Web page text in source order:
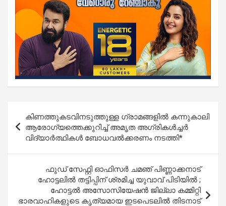
Post
navigation
കിണത്തുകടവിനടുത്തുള്ള ഗ്രാമങ്ങളിൽ കന്നുകാലി
ആരോഗ്യത്തെക്കുറിച്ച് അമൃത അഗ്രികൾച്ചർ
വിദ്യാർത്ഥികൾ ബോധവൽക്കരണം നടത്തി*
ഫുഡ് സേഫ്റ്റി ഓഫിസർ ചമഞ് പിണ്ണാക്കനാട്
ഹോട്ടലിൽ തട്ടിപ്പിന് ശ്രമിച്ച യുവാവ് പിടിയിൽ ;
ഹോട്ടൽ അസോസിയേഷൻ ജില്ലാ കമ്മിറ്റി
ഭാരവാഹികളുടെ കൃത്യമായ ഇടപെടലിൽ തിടനാട്